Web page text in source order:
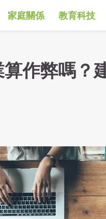
家庭關係 教育科技
作弊嗎？